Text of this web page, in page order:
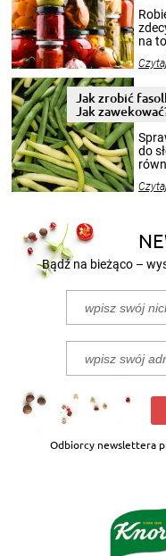
na
Jak zrobić
Jak
do
Bądź na bieżąco –
Odbiorcy newslettera